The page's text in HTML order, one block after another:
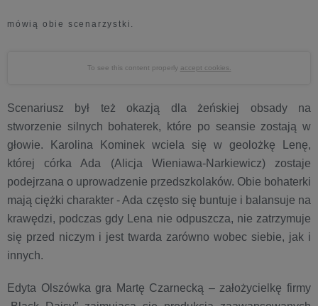
mówią obie scenarzystki.
To see this content properly accept cookies.
Scenariusz był też okazją dla żeńskiej obsady na
stworzenie silnych bohaterek, które po seansie zostają w
głowie. Karolina Kominek wciela się w geolożkę Lenę,
której córka Ada (Alicja Wieniawa-Narkiewicz) zostaje
podejrzana o uprowadzenie przedszkolaków. Obie bohaterki
mają ciężki charakter - Ada często się buntuje i balansuje na
krawędzi, podczas gdy Lena nie odpuszcza, nie zatrzymuje
się przed niczym i jest twarda zarówno wobec siebie, jak i
innych.
Edyta Olszówka gra Martę Czarnecką – założycielkę firmy